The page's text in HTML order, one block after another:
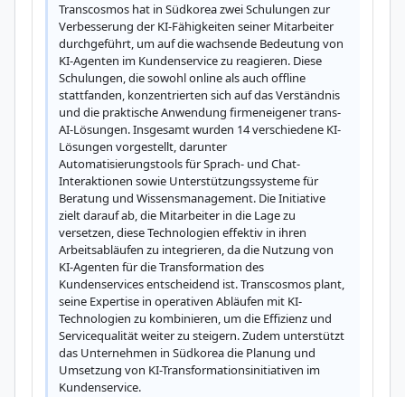
Transcosmos hat in Südkorea zwei Schulungen zur
Verbesserung der KI-Fähigkeiten seiner Mitarbeiter
durchgeführt, um auf die wachsende Bedeutung von
KI-Agenten im Kundenservice zu reagieren. Diese
Schulungen, die sowohl online als auch offline
stattfanden, konzentrierten sich auf das Verständnis
und die praktische Anwendung firmeneigener trans-
AI-Lösungen. Insgesamt wurden 14 verschiedene KI-
Lösungen vorgestellt, darunter
Automatisierungstools für Sprach- und Chat-
Interaktionen sowie Unterstützungssysteme für
Beratung und Wissensmanagement. Die Initiative
zielt darauf ab, die Mitarbeiter in die Lage zu
versetzen, diese Technologien effektiv in ihren
Arbeitsabläufen zu integrieren, da die Nutzung von
KI-Agenten für die Transformation des
Kundenservices entscheidend ist. Transcosmos plant,
seine Expertise in operativen Abläufen mit KI-
Technologien zu kombinieren, um die Effizienz und
Servicequalität weiter zu steigern. Zudem unterstützt
das Unternehmen in Südkorea die Planung und
Umsetzung von KI-Transformationsinitiativen im
Kundenservice.